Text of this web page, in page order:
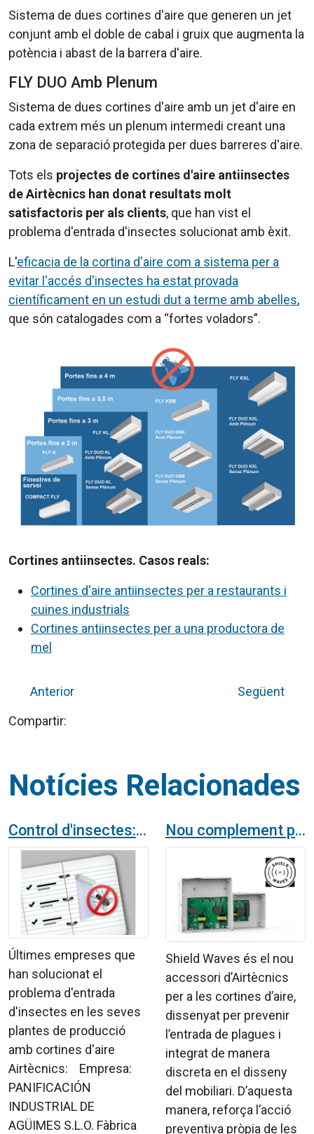
Sistema de dues cortines d'aire que generen un jet
conjunt amb el doble de cabal i gruix que augmenta la
potència i abast de la barrera d'aire.
FLY DUO Amb Plenum
Sistema de dues cortines d'aire amb un jet d'aire en
cada extrem més un plenum intermedi creant una
zona de separació protegida per dues barreres d'aire.
Tots els projectes de cortines d'aire antiinsectes
de Airtècnics han donat resultats molt
satisfactoris per als clients, que han vist el
problema d'entrada d'insectes solucionat amb èxit.
L'eficacia de la cortina d'aire com a sistema per a
evitar l'accés d'insectes ha estat provada
científicament en un estudi dut a terme amb abelles,
que són catalogades com a “fortes voladors”.
Cortines antiinsectes. Casos reals:
Cortines d'aire antiinsectes per a restaurants i
cuines industrials
Cortines antiinsectes per a una productora de
mel
Anterior
Següent
Compartir:
Notícies Relacionades
Control d'insectes: casos reals
Últimes empreses que
han solucionat el
problema d'entrada
d'insectes en les seves
plantes de producció
amb cortines d'aire
Airtècnics: Empresa:
PANIFICACIÓN
INDUSTRIAL DE
AGÜIMES S.L.O. Fàbrica
Nou complement per a cortines d'aire Shield Waves amb tecnologia Clean Tone per a prevenció de plagues
Shield Waves és el nou
accessori d’Airtècnics
per a les cortines d’aire,
dissenyat per prevenir
l’entrada de plagues i
integrat de manera
discreta en el disseny
del mobiliari. D’aquesta
manera, reforça l’acció
preventiva pròpia de les